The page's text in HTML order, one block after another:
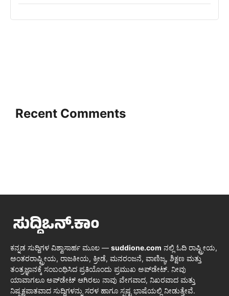
Recent Comments
ಕನ್ನಡ ಸುದ್ದಿಗಳ ವಿಶ್ವಾಸಾರ್ಹ ಮೂಲ — suddione.com ನಲ್ಲಿ ಓದಿ ರಾಷ್ಟ್ರೀಯ,
ಅಂತರರಾಷ್ಟ್ರೀಯ, ರಾಜಕೀಯ, ಕ್ರೀಡೆ, ಮನರಂಜನೆ, ವಾಣಿಜ್ಯ, ಶಿಕ್ಷಣ ಮತ್ತು
ತಂತ್ರಜ್ಞಾನಕ್ಕೆ ಸಂಬಂಧಿಸಿದ ಪ್ರತಿಯೊಂದು ಪ್ರಮುಖ ಅಪ್‌ಡೇಟ್. ನೀವು
ಯಾವಾಗಲೂ ಅಪ್‌ಡೇಟ್ ಆಗಿರಲು ನಾವು ವೇಗವಾದ, ನಿಖರವಾದ ಮತ್ತು
ನಿಷ್ಪಕ್ಷಪಾತವಾದ ಸುದ್ದಿಗಳನ್ನು ಸರಳ ಹಾಗೂ ಸ್ಪಷ್ಟ ಭಾಷೆಯಲ್ಲಿ ನೀಡುತ್ತೇವೆ.